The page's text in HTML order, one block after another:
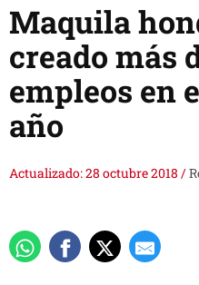
Maquila
creado más
empleos en
año
Actualizado: 28 octubre 2018 /